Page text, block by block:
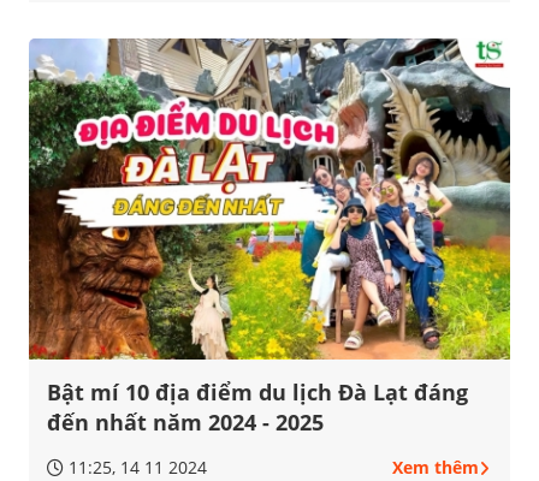
Bật mí 10 địa điểm du lịch Đà Lạt đáng
đến nhất năm 2024 - 2025
11:25, 14 11 2024 Xem thêm